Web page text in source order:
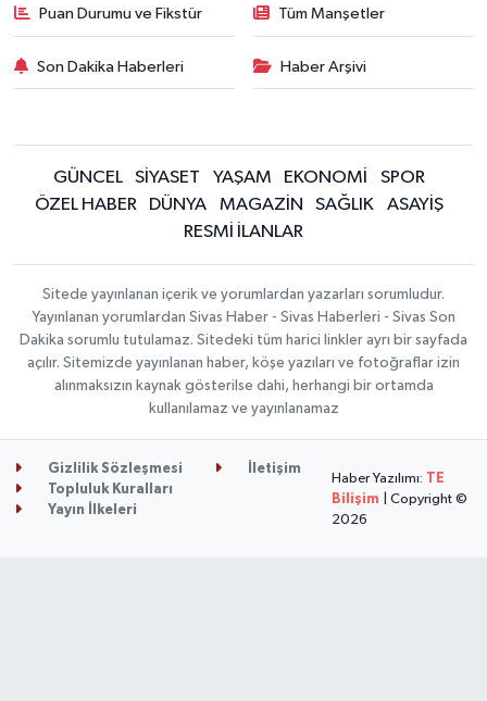
Puan Durumu ve Fikstür Tüm Manşetler
Son Dakika Haberleri Haber Arşivi
GÜNCEL SİYASET YAŞAM EKONOMİ
SPOR
ÖZEL HABER
DÜNYA MAGAZİN SAĞLIK
ASAYİŞ
RESMİ İLANLAR
Sitede yayınlanan içerik ve yorumlardan yazarları sorumludur.
Yayınlanan yorumlardan Sivas Haber - Sivas Haberleri - Sivas Son
Dakika sorumlu tutulamaz. Sitedeki tüm harici linkler ayrı bir sayfada
açılır. Sitemizde yayınlanan haber, köşe yazıları ve fotoğraflar izin
alınmaksızın kaynak gösterilse dahi, herhangi bir ortamda
kullanılamaz ve yayınlanamaz
Gizlilik Sözleşmesi
İletişim
Topluluk Kuralları
Yayın İlkeleri
Haber Yazılımı: TE
Bilişim | Copyright ©
2026